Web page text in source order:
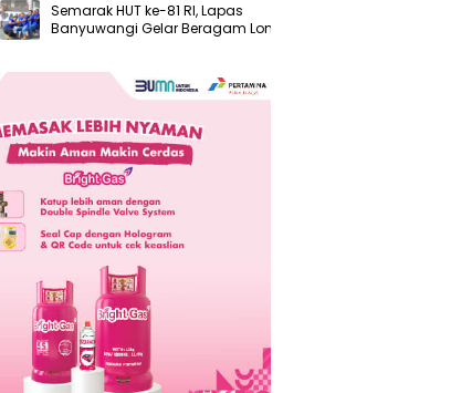
Semarak HUT ke-81 RI, Lapas
Banyuwangi Gelar Beragam Lomba
bagi Warga Binaan